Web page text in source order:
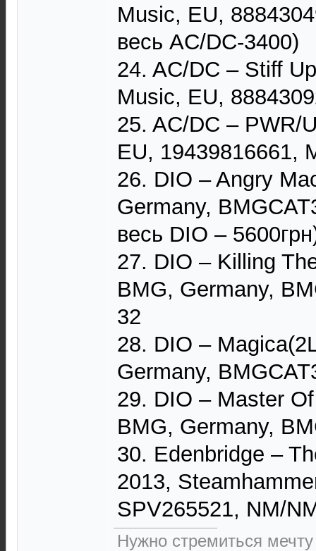
Music, EU,
весь AC/DC-3400)
24. AC/DC – Stiff
Music, EU,
25. AC/DC – PWR/
EU, 19439816661,
26. DIO – Angry
Germany,
весь DIO –
27. DIO – Killing
BMG, Germany,
32
28. DIO –
Germany,
29. DIO – Master
BMG, Germany,
30. Edenbridge –
2013,
SPV265521, NM/
Нужно стремиться